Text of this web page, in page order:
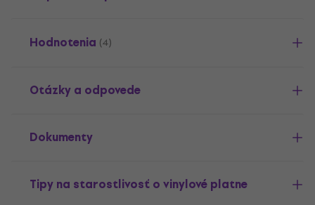
Hodnotenia (4)
Otázky a odpovede
Dokumenty
Tipy na starostlivosť o vinylové platne